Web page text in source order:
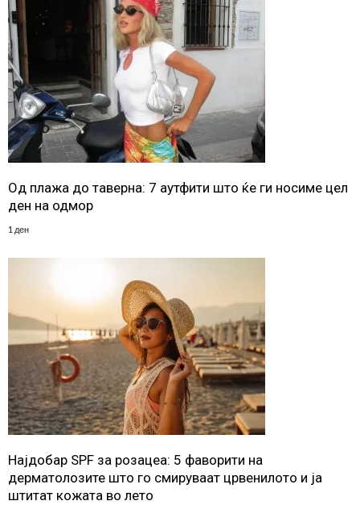
Од плажа до таверна: 7 аутфити што ќе ги носиме цел
ден на одмор
1 ден
Најдобар SPF за розацеа: 5 фаворити на
дерматолозите што го смируваат црвенилото и ја
штитат кожата во лето